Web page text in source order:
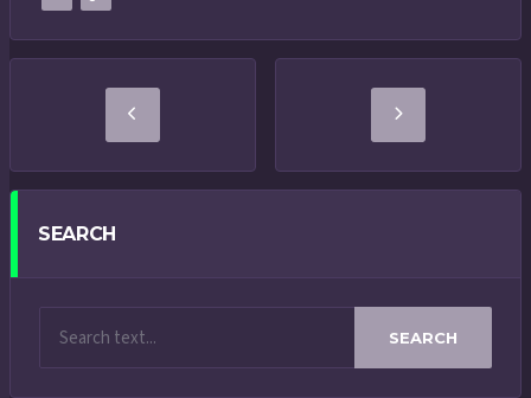
SEARCH
SEARCH